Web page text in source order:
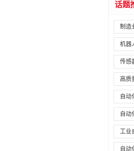
话题
制造
机器
传感
高质
自动
自动
工业
自动